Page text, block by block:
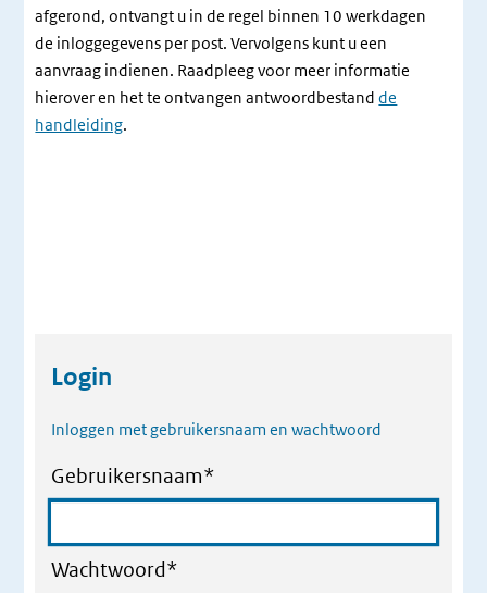
afgerond, ontvangt u in de regel binnen 10 werkdagen
de inloggegevens per post. Vervolgens kunt u een
aanvraag indienen. Raadpleeg voor meer informatie
hierover en het te ontvangen antwoordbestandde
handleiding.
Login
Inloggen met gebruikersnaam en wachtwoord
Gebruikersnaam*
Wachtwoord*